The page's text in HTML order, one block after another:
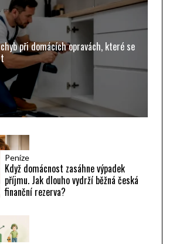
při domácích opravách, které se
Peníze
Když domácnost zasáhne výpadek
příjmu. Jak dlouho vydrží běžná česká
finanční rezerva?